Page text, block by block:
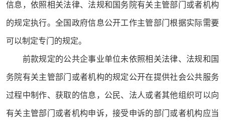
信息，依照相关法律、法规和国务院有关主管部门或者机构
的规定执行。全国政府信息公开工作主管部门根据实际需要
可以制定专门的规定。
前款规定的公共企事业单位未依照相关法律、法规和国
务院有关主管部门或者机构的规定公开在提供社会公共服务
过程中制作、获取的信息，公民、法人或者其他组织可以向
有关主管部门或者机构申诉，接受申诉的部门或者机构应当